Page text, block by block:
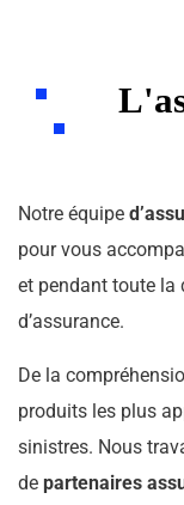
Notre équipe
pour vous
et pendant toute la
d’assurance.
De la
produits les plus
sinistres. Nous
de partenaires